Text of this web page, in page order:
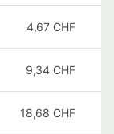
4,67 CHF
9,34 CHF
18,68 CHF